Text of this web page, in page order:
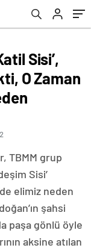
Sisi’,
O Zaman
TBMM grup
Sisi’
elimiz neden
şahsi
paşa gönlü öyle
aksine atılan